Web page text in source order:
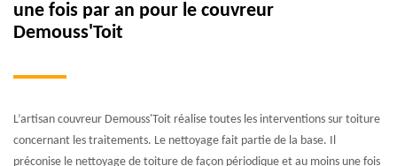
une fois par an pour le couvreur
Demouss'Toit
L’artisan couvreur Demouss'Toit réalise toutes les interventions sur toiture
concernant les traitements. Le nettoyage fait partie de la base. Il
préconise le nettoyage de toiture de façon périodique et au moins une fois